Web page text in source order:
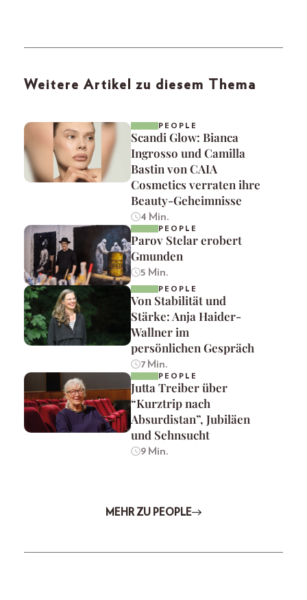
Weitere Artikel zu diesem Thema
PEOPLE
Scandi Glow: Bianca
Ingrosso und Camilla
Bastin von CAIA
Cosmetics verraten ihre
Beauty-Geheimnisse
4 Min.
PEOPLE
Parov Stelar erobert
Gmunden
5 Min.
PEOPLE
Von Stabilität und
Stärke: Anja Haider-
Wallner im
persönlichen Gespräch
7 Min.
PEOPLE
Jutta Treiber über
“Kurztrip nach
Absurdistan”, Jubiläen
und Sehnsucht
9 Min.
MEHR ZU PEOPLE